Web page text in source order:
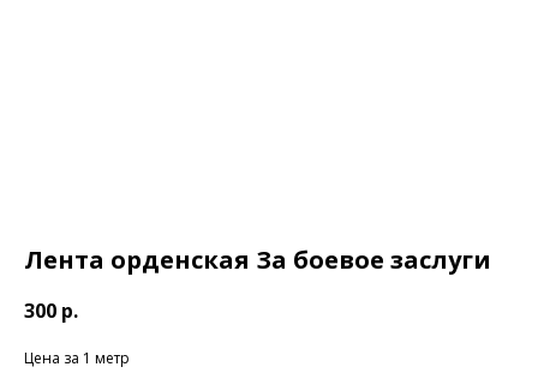
Лента орденская За боевое заслуги
300 р.
Цена за 1 метр